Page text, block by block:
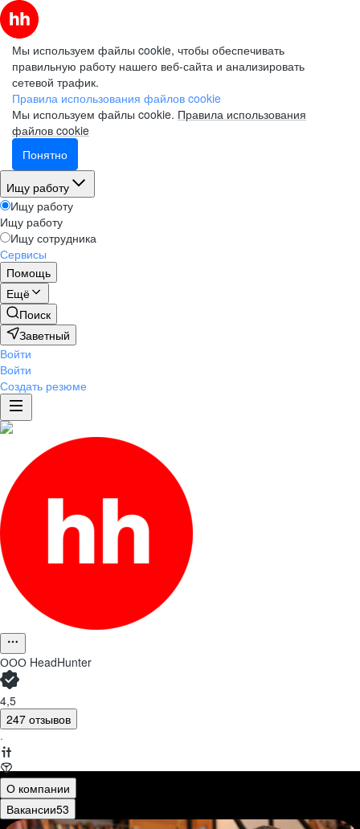
Мы используем файлы cookie, чтобы обеспечивать
правильную работу нашего веб-сайта и анализировать
сетевой трафик.
Правила использования файлов cookie
Мы используем файлы cookie. Правила использования
файлов cookie
Понятно
Ищу работу
Ищу работу
Ищу работу
Ищу сотрудника
Сервисы
Помощь
Ещё
Поиск
Заветный
Войти
Войти
Создать резюме
ООО HeadHunter
4,5
247 отзывов
·
О компании
Вакансии53